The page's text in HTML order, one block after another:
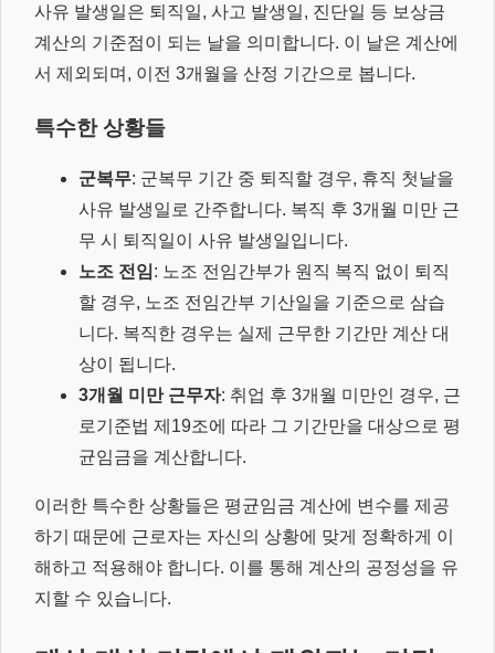
사유 발생일은 퇴직일, 사고 발생일, 진단일 등 보상금
계산의 기준점이 되는 날을 의미합니다. 이 날은 계산에
서 제외되며, 이전 3개월을 산정 기간으로 봅니다.
특수한 상황들
군복무: 군복무 기간 중 퇴직할 경우, 휴직 첫날을
사유 발생일로 간주합니다. 복직 후 3개월 미만 근
무 시 퇴직일이 사유 발생일입니다.
노조 전임: 노조 전임간부가 원직 복직 없이 퇴직
할 경우, 노조 전임간부 기산일을 기준으로 삼습
니다. 복직한 경우는 실제 근무한 기간만 계산 대
상이 됩니다.
3개월 미만 근무자: 취업 후 3개월 미만인 경우, 근
로기준법 제19조에 따라 그 기간만을 대상으로 평
균임금을 계산합니다.
이러한 특수한 상황들은 평균임금 계산에 변수를 제공
하기 때문에 근로자는 자신의 상황에 맞게 정확하게 이
해하고 적용해야 합니다. 이를 통해 계산의 공정성을 유
지할 수 있습니다.